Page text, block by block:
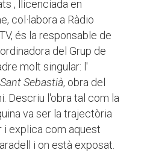
, llicenciada en
col·labora a Ràdio
és la responsable de
del Grup de
molt singular: l'
Sebastià, obra del
Descriu l'obra tal com la
va ser la trajectòria
explica com aquest
i on està exposat.